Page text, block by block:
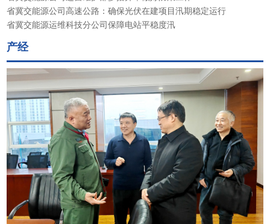
省冀交能源公司高速公路：确保光伏在建项目汛期稳定运行
省冀交能源运维科技分公司保障电站平稳度汛​
产经